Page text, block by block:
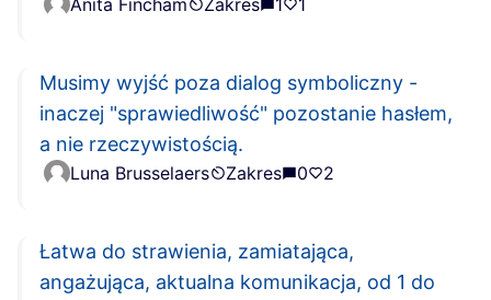
Anita Fincham Zakres 1 1
Musimy wyjść poza dialog symboliczny -
inaczej "sprawiedliwość" pozostanie hasłem,
a nie rzeczywistością.
Luna Brusselaers Zakres 0 2
Łatwa do strawienia, zamiatająca,
angażująca, aktualna komunikacja, od 1 do